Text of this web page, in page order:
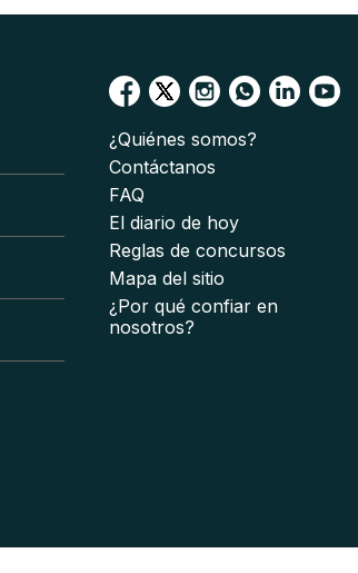
¿Quiénes somos?
Contáctanos
FAQ
El diario de hoy
Reglas de concursos
Mapa del sitio
¿Por qué confiar en
nosotros?